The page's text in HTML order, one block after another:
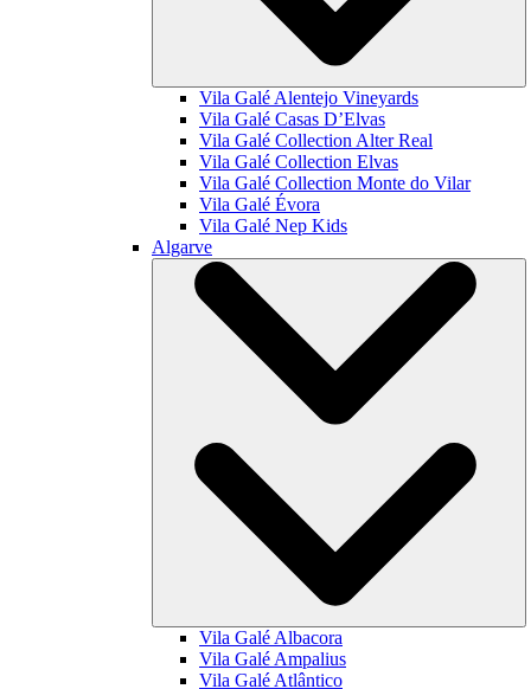
Vila Galé Alentejo Vineyards
Vila Galé Casas D’Elvas
Vila Galé Collection Alter Real
Vila Galé Collection Elvas
Vila Galé Collection Monte do Vilar
Vila Galé Évora
Vila Galé Nep Kids
Algarve
Vila Galé Albacora
Vila Galé Ampalius
Vila Galé Atlântico